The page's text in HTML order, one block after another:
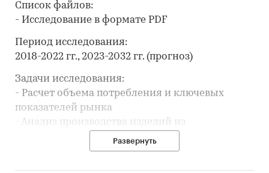
Список файлов:
- Исследование в формате PDF
Период исследования:
2018-2022 гг., 2023-2032 гг. (прогноз)
Задачи исследования:
- Расчет объема потребления и ключевых
показателей рынка
- Анализ производства изделий из
драгоценных камней
- Составление рейтинга производителей
Развернуть